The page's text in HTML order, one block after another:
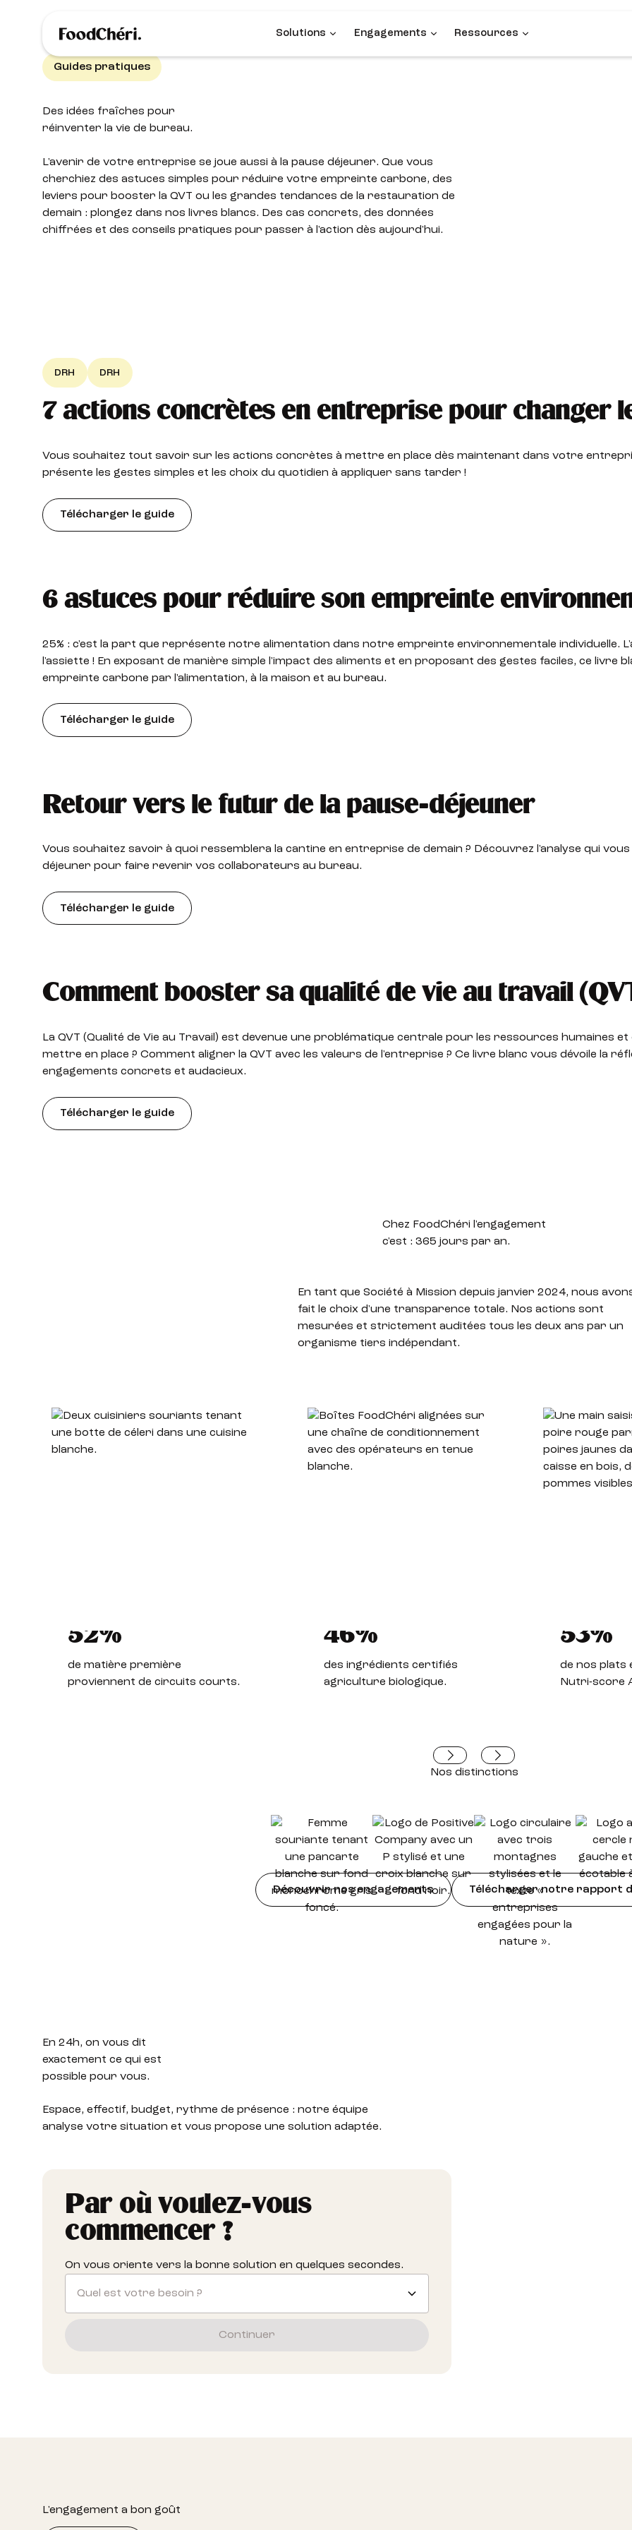
Solutions Engagements Ressources
Guides pratiques
Des idées fraîches pour
réinventer la vie de bureau.
L'avenir de votre entreprise se joue aussi à la pause déjeuner. Que vous
cherchiez des astuces simples pour réduire votre empreinte carbone, des
leviers pour booster la QVT ou les grandes tendances de la restauration de
demain : plongez dans nos livres blancs. Des cas concrets, des données
chiffrées et des conseils pratiques pour passer à l'action dès aujourd'hui.
DRH DRH
7 actions concrètes en entreprise pour changer
Vous souhaitez tout savoir sur les actions concrètes à mettre en place dès maintenant dans votre
présente les gestes simples et les choix du quotidien à appliquer sans tarder !
Télécharger le guide
6 astuces pour réduire son empreinte
25% : c'est la part que représente notre alimentation dans notre empreinte environnementale individuelle.
l'assiette ! En exposant de manière simple l'impact des aliments et en proposant des gestes faciles, ce livre
empreinte carbone par l'alimentation, à la maison et au bureau.
Télécharger le guide
Retour vers le futur de la pause-déjeuner
Vous souhaitez savoir à quoi ressemblera la cantine en entreprise de demain ? Découvrez l'analyse qui
déjeuner pour faire revenir vos collaborateurs au bureau.
Télécharger le guide
Comment booster sa qualité de vie au travail
La QVT (Qualité de Vie au Travail) est devenue une problématique centrale pour les ressources humaines
mettre en place ? Comment aligner la QVT avec les valeurs de l'entreprise ? Ce livre blanc vous dévoile la
engagements concrets et audacieux.
Télécharger le guide
Chez FoodChéri l'engagement
c'est : 365 jours par an.
En tant que Société à Mission depuis janvier 2024, nous
fait le choix d'une transparence totale. Nos actions sont
mesurées et strictement auditées tous les deux ans par un
organisme tiers indépendant.
52%
de matière première
proviennent de circuits courts.
46%
des ingrédients certifiés
agriculture biologique.
53%
de nos plats
Nutri-score
Nos distinctions
Découvrir nos engagements Télécharger notre rapport
En 24h, on vous dit
exactement ce qui est
possible pour vous.
Espace, effectif, budget, rythme de présence : notre équipe
analyse votre situation et vous propose une solution adaptée.
Par où voulez-vous
commencer ?
On vous oriente vers la bonne solution en quelques secondes.
Quel est votre besoin ?
Continuer
L'engagement a bon goût